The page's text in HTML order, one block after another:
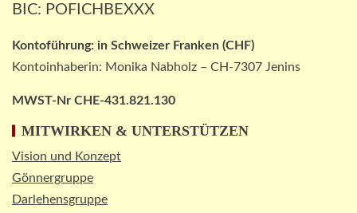
BIC: POFICHBEXXX
Kontoführung: in Schweizer Franken (CHF)
Kontoinhaberin: Monika Nabholz – CH-7307 Jenins
MWST-Nr CHE-431.821.130
MITWIRKEN & UNTERSTÜTZEN
Vision und Konzept
Gönnergruppe
Darlehensgruppe